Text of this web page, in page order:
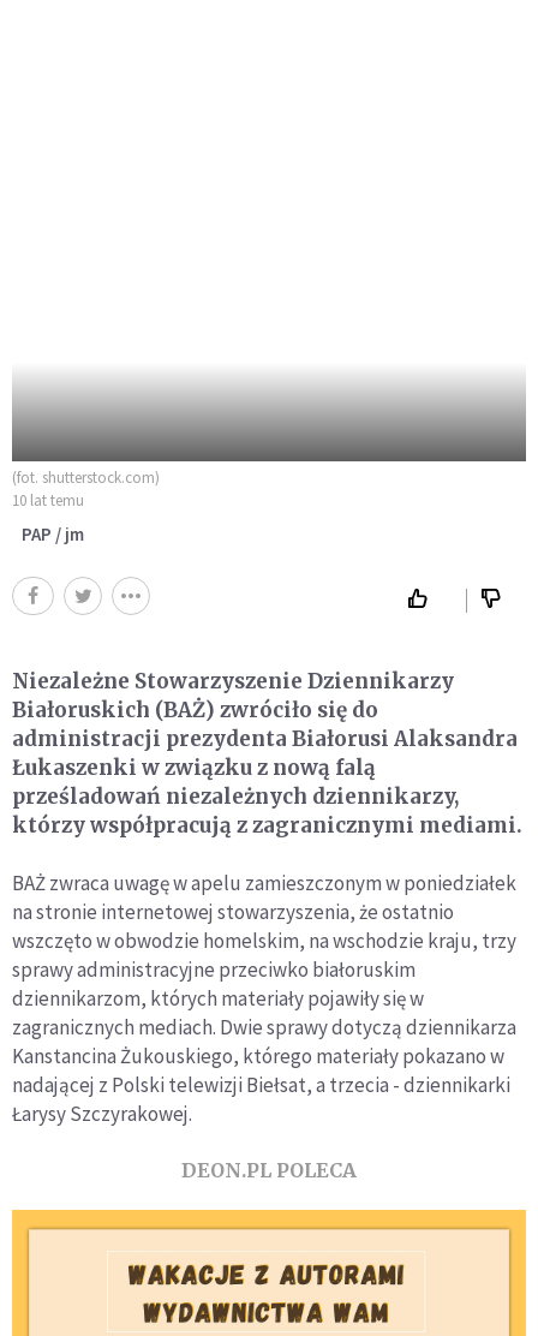
(fot. shutterstock.com)
10 lat temu
PAP / jm
Niezależne Stowarzyszenie Dziennikarzy
Białoruskich (BAŻ) zwróciło się do
administracji prezydenta Białorusi Alaksandra
Łukaszenki w związku z nową falą
prześladowań niezależnych dziennikarzy,
którzy współpracują z zagranicznymi mediami.
BAŻ zwraca uwagę w apelu zamieszczonym w poniedziałek
na stronie internetowej stowarzyszenia, że ostatnio
wszczęto w obwodzie homelskim, na wschodzie kraju, trzy
sprawy administracyjne przeciwko białoruskim
dziennikarzom, których materiały pojawiły się w
zagranicznych mediach. Dwie sprawy dotyczą dziennikarza
Kanstancina Żukouskiego, którego materiały pokazano w
nadającej z Polski telewizji Biełsat, a trzecia - dziennikarki
Łarysy Szczyrakowej.
DEON.PL POLECA